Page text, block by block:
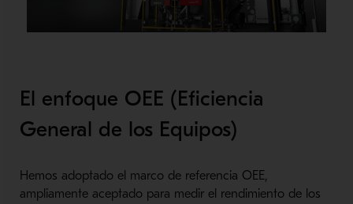
El enfoque OEE (Eficiencia
General de los Equipos)
Hemos adoptado el marco de referencia OEE,
ampliamente aceptado para medir el rendimiento de los